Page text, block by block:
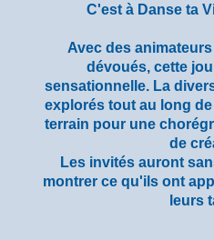
C'est à Danse ta
Avec des
dévoués, cette
sensationnelle. La
explorés tout au long
terrain pour une
de
Les invités auront
montrer ce qu'ils ont
leurs